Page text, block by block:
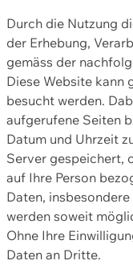
Durch die Nutzung
der Erhebung,
gemäss der
Diese Website kann
besucht werden.
aufgerufene Seiten
Datum und Uhrzeit
Server gespeichert,
auf Ihre Person
Daten,
werden soweit
Ohne Ihre
Daten an Dritte.